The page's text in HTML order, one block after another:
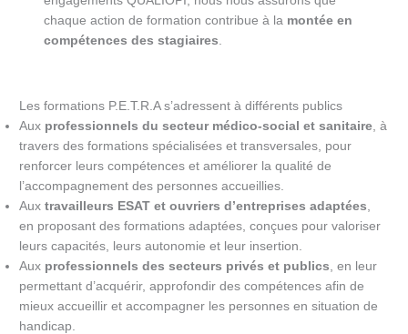
chaque action de formation contribue à la montée en
compétences des stagiaires.
Les formations P.E.T.R.A s’adressent à différents publics
Aux professionnels du secteur médico-social et sanitaire , à
travers des formations spécialisées et transversales, pour
renforcer leurs compétences et améliorer la qualité de
l’accompagnement des personnes accueillies.
Auxtravailleurs ESAT et ouvriers d’entreprises adaptées
en proposant des formations adaptées, conçues pour valoriser
leurs capacités, leurs autonomie et leur insertion.
Aux professionnels des secteurs privés et publics , en leur
permettant d’acquérir, approfondir des compétences afin de
mieux accueillir et accompagner les personnes en situation de
handicap.